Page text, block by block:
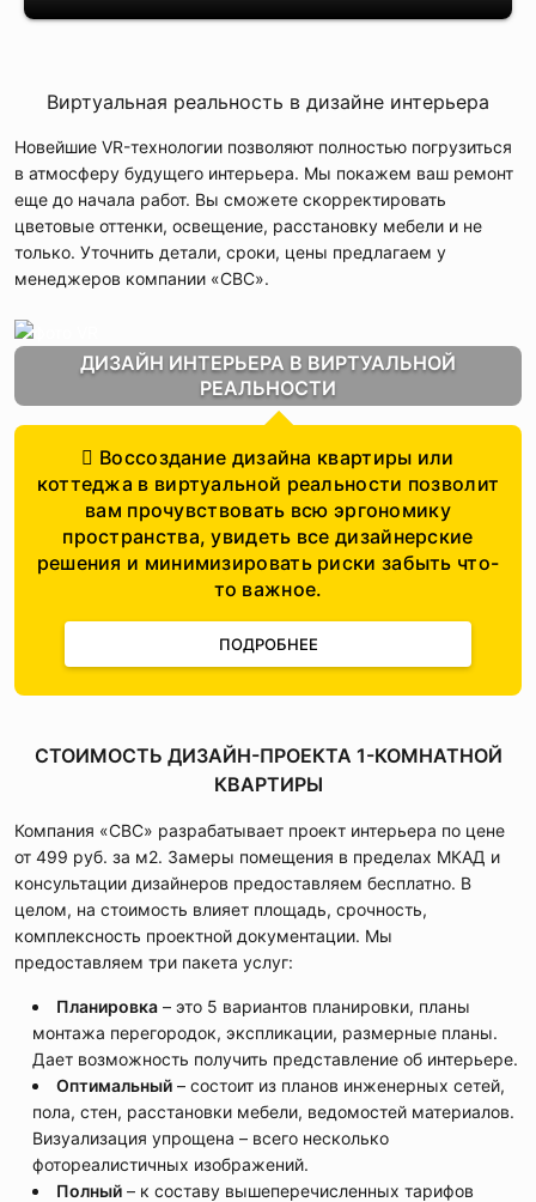
Виртуальная реальность в дизайне интерьера
Новейшие VR-технологии позволяют полностью погрузиться
в атмосферу будущего интерьера. Мы покажем ваш ремонт
еще до начала работ. Вы сможете скорректировать
цветовые оттенки, освещение, расстановку мебели и не
только. Уточнить детали, сроки, цены предлагаем у
менеджеров компании «СВС».
ДИЗАЙН ИНТЕРЬЕРА В ВИРТУАЛЬНОЙ
РЕАЛЬНОСТИ
Воссоздание дизайна квартиры или
коттеджа в виртуальной реальности позволит
вам прочувствовать всю эргономику
пространства, увидеть все дизайнерские
решения и минимизировать риски забыть что-
то важное.
ПОДРОБНЕЕ
СТОИМОСТЬ ДИЗАЙН-ПРОЕКТА 1-КОМНАТНОЙ
КВАРТИРЫ
Компания «СВС» разрабатывает проект интерьера по цене
от 499 руб. за м2. Замеры помещения в пределах МКАД и
консультации дизайнеров предоставляем бесплатно. В
целом, на стоимость влияет площадь, срочность,
комплексность проектной документации. Мы
предоставляем три пакета услуг:
Планировка – это 5 вариантов планировки, планы
монтажа перегородок, экспликации, размерные планы.
Дает возможность получить представление об интерьере.
Оптимальный – состоит из планов инженерных сетей,
пола, стен, расстановки мебели, ведомостей материалов.
Визуализация упрощена – всего несколько
фотореалистичных изображений.
Полный – к составу вышеперечисленных тарифов